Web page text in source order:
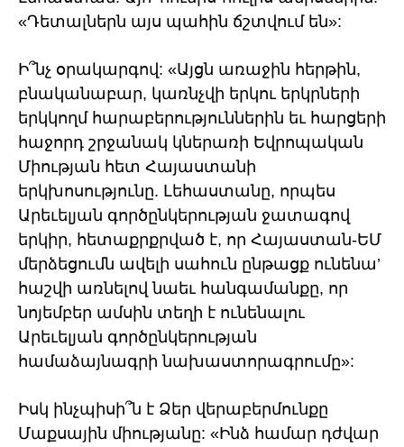
«Դետալներն այս պահին ճշտվում են»:
Ի՞նչ օրակարգով: «Այցն առաջին հերթին,
բնականաբար, կառնչվի երկու երկրների
երկկողմ հարաբերություններին եւ հարցերի
հաջորդ շրջանակ կներառի Եվրոպական
Միության հետ Հայաստանի
երկխոսությունը. Լեհաստանը, որպես
Արեւելյան գործընկերության ջատագով
երկիր, հետաքրքրված է, որ Հայաստան-ԵՄ
մերձեցումն ավելի սահուն ընթացք ունենա’
հաշվի առնելով նաեւ հանգամանքը, որ
նոյեմբեր ամսին տեղի է ունենալու
Արեւելյան գործընկերության
համաձայնագրի նախաստորագրումը»:
Իսկ ինչպիսի՞ն է Ձեր վերաբերմունքը
Մաքսային միությանը: «Ինձ համար դժվար